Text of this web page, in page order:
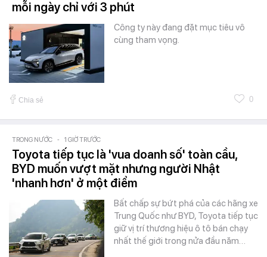
mỗi ngày chỉ với 3 phút
Công ty này đang đặt mục tiêu vô
cùng tham vọng.
Chia sẻ 0
TRONG NƯỚC - 1 GIỜ TRƯỚC
Toyota tiếp tục là 'vua doanh số' toàn cầu,
BYD muốn vượt mặt nhưng người Nhật
'nhanh hơn' ở một điểm
Bất chấp sự bứt phá của các hãng xe
Trung Quốc như BYD, Toyota tiếp tục
giữ vị trí thương hiệu ô tô bán chạy
nhất thế giới trong nửa đầu năm…